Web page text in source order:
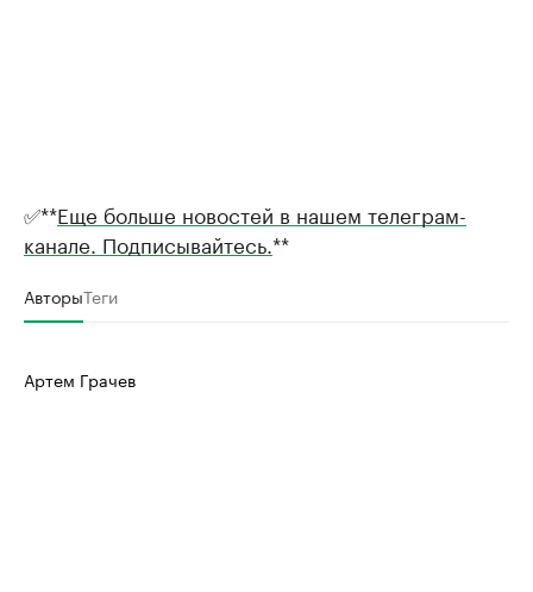
✅**Еще больше новостей в нашем телеграм-
канале. Подписывайтесь. **
АвторыТеги
Артем Грачев